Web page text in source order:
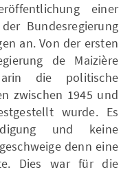
einer
Bundesregierung
an. Von der ersten
de Maizière
die politische
zwischen 1945 und
wurde. Es
und keine
denn eine
Dies war für die